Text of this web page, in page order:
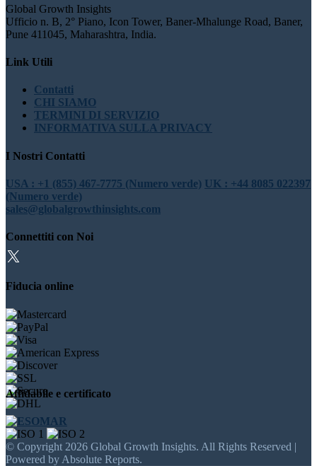
Global Growth Insights
Ufficio n. B, 2° Piano, Icon Tower, Baner-Mhalunge Road, Baner,
Pune 411045, Maharashtra, India.
Link Utili
Contatti
CHI SIAMO
TERMINI DI SERVIZIO
INFORMATIVA SULLA PRIVACY
I Nostri Contatti
USA : +1 (855) 467-7775 (Numero verde) UK : +44 8085 022397
(Numero verde)
sales@globalgrowthinsights.com
Connettiti con Noi
Fiducia online
Affidabile e certificato
© Copyright 2026 Global Growth Insights. All Rights Reserved |
Powered by Absolute Reports.